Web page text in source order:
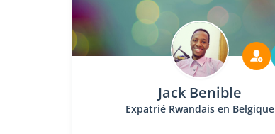
Jack Benible
Expatrié Rwandais en Belgique